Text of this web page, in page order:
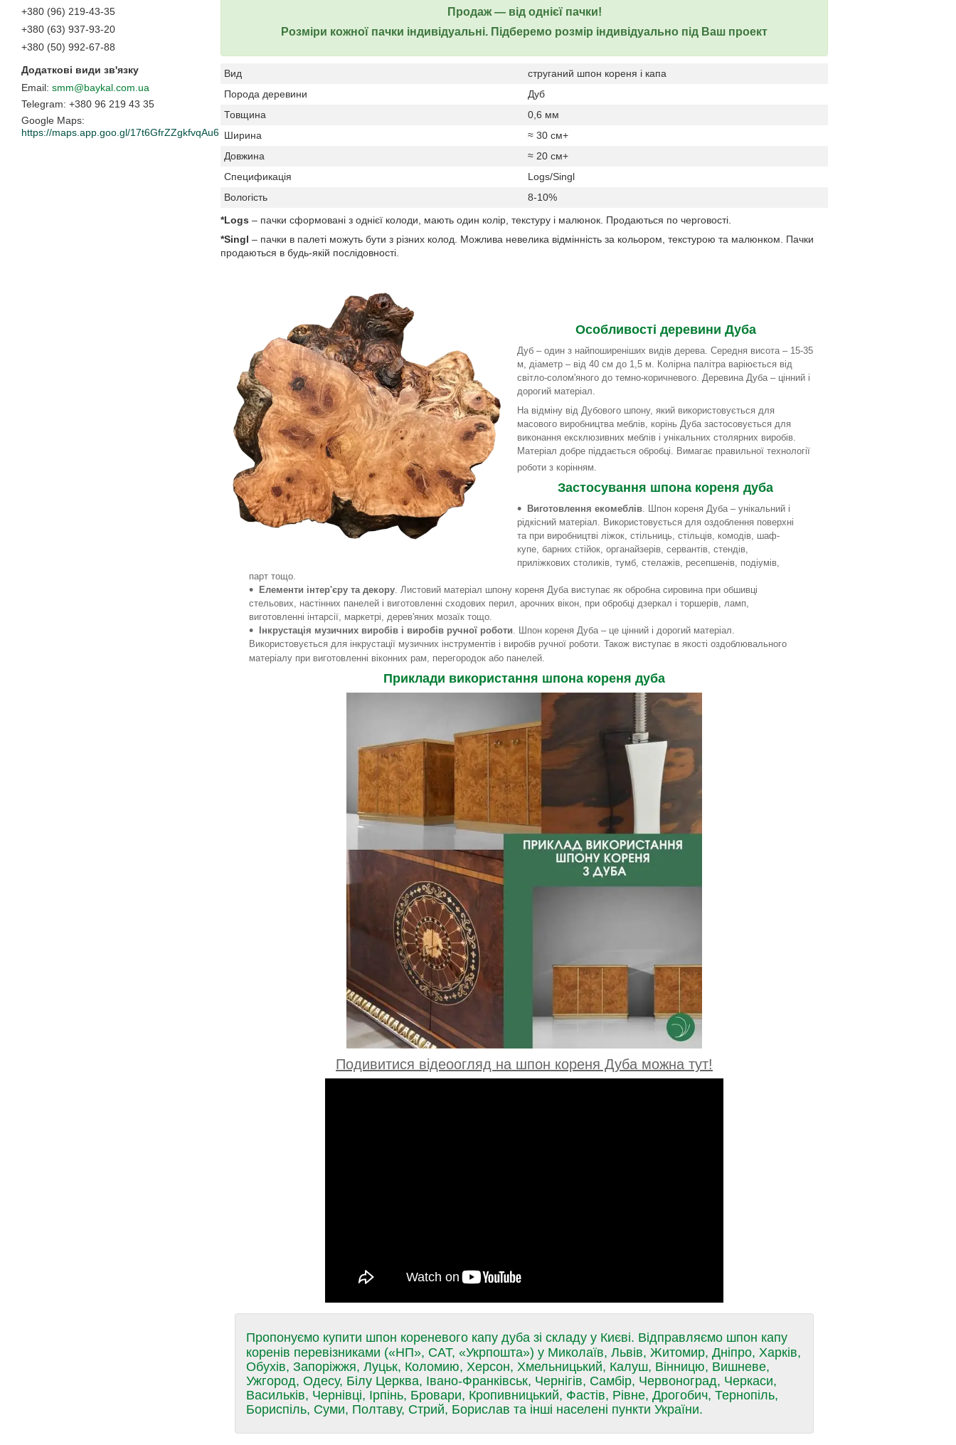
+380 (96) 219-43-35
+380 (63) 937-93-20
+380 (50) 992-67-88
smm@baykal.com.ua
+380 96 219 43 35
Google Maps
https://maps.app.goo.gl/17t6GfrZZgkfvqAu6
Продаж ― від однієї пачки!
Розміри кожної пачки індивідуальні. Підберемо розмір індивідуально під Ваш проект
Вид
струганий шпон кореня і капа
Порода деревини
Дуб
Товщина
0,6 мм
Ширина
≈ 30 см+
Довжина
≈ 20 см+
Спецификація
Logs/Singl
Вологість
8-10%
*Logs – пачки сформовані з однієї колоди, мають один колір, текстуру і малюнок. Продаються по черговості.
*Singl – пачки в палеті можуть бути з різних колод. Можлива невелика відмінність за кольором, текстурою та малюнком. Пачки
продаються в будь-якій послідовності.
Особливості деревини Дуба
Дуб – один з найпоширеніших видів дерева. Середня висота – 15-35
м, діаметр – від 40 см до 1,5 м. Колірна палітра варіюється від
світло-солом'яного до темно-коричневого. Деревина Дуба – цінний і
дорогий матеріал.
На відміну від Дубового шпону, який використовується для
масового виробництва меблів, корінь Дуба застосовується для
виконання ексклюзивних меблів і унікальних столярних виробів.
Матеріал добре піддається обробці. Вимагає правильної технології
роботи з корінням.
Застосування шпона кореня дуба
Виготовлення екомеблів. Шпон кореня Дуба – унікальний і
рідкісний матеріал. Використовується для оздоблення поверхні
та при виробництві ліжок, стільниць, стільців, комодів, шаф-
купе, барних стійок, органайзерів, сервантів, стендів,
приліжкових столиків, тумб, стелажів, ресепшенів, подіумів,
парт тощо.
Елементи інтер'єру та декору. Листовий матеріал шпону кореня Дуба виступає як обробна сировина при обшивці
стельових, настінних панелей і виготовленні сходових перил, арочних вікон, при обробці дзеркал і торшерів, ламп,
виготовленні інтарсії, маркетрі, дерев'яних мозаїк тощо.
Інкрустація музичних виробів і виробів ручної роботи. Шпон кореня Дуба – це цінний і дорогий матеріал.
Використовується для інкрустації музичних інструментів і виробів ручної роботи. Також виступає в якості оздоблювального
матеріалу при виготовленні віконних рам, перегородок або панелей.
Приклади використання шпона кореня дуба
Подивитися відеоогляд на шпон кореня Дуба можна тут!
Пропонуємо купити шпон кореневого капу дуба зі складу у Києві. Відправляємо шпон капу
коренів перевізниками («НП», САТ, «Укрпошта») у Миколаїв, Львів, Житомир, Дніпро, Харків,
Обухів, Запоріжжя, Луцьк, Коломию, Херсон, Хмельницький, Калуш, Вінницю, Вишневе,
Ужгород, Одесу, Білу Церква, Івано-Франківськ, Чернігів, Самбір, Червоноград, Черкаси,
Васильків, Чернівці, Ірпінь, Бровари, Кропивницький, Фастів, Рівне, Дрогобич, Тернопіль,
Бориспіль, Суми, Полтаву, Стрий, Борислав та інші населені пункти України.